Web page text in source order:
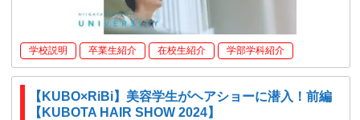
学校説明 卒業生紹介 在校生紹介 学部学科紹介
【KUBO×RiBi】美容学生がヘアショーに潜入！前編
【KUBOTA HAIR SHOW 2024】